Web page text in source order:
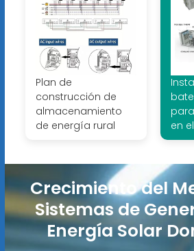
Plan de
construcción de
almacenamiento
de energía rural
en
Crecimiento del
Sistemas de
Energía Solar